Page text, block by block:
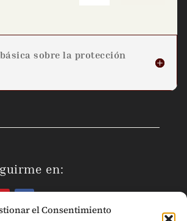
el Consentimiento
sobre la protección
en: